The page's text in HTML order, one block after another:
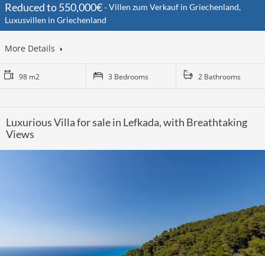
Reduced to 550,000€
Villen zum Verkauf in Griechenland,
Luxusvillen in Griechenland
More Details
98 m2 3 Bedrooms 2 Bathrooms
Luxurious Villa for sale in Lefkada, with Breathtaking
Views